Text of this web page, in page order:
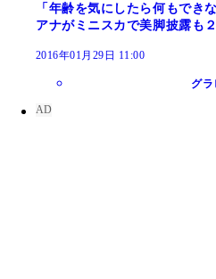
「年齢を気にしたら何もでき
アナがミニスカで美脚披露も
2016年01月29日 11:00
グラ